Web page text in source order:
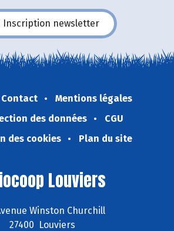
Inscription newsletter
Contact
Mentions légales
des données
CGU
des cookies
Plan du site
Louviers
Winston Churchill
27400 Louviers